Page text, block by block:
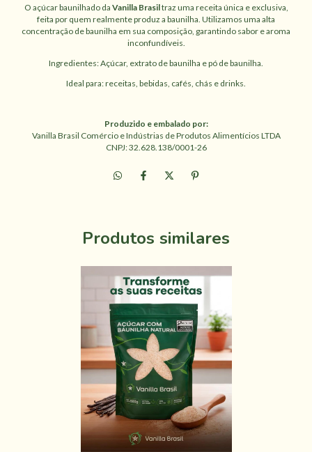
O açúcar baunilhado da Vanilla Brasiltraz uma receita única e exclusiva,
feita por quem realmente produz a baunilha. Utilizamos uma alta
concentração de baunilha em sua composição, garantindo sabor e aroma
inconfundíveis.
Ingredientes: Açúcar, extrato de baunilha e pó de baunilha.
Ideal para: receitas, bebidas, cafés, chás e drinks.
Produzido e embalado por:
Vanilla Brasil Comércio e Indústrias de Produtos Alimentícios LTDA
CNPJ: 32.628.138/0001-26
Produtos similares